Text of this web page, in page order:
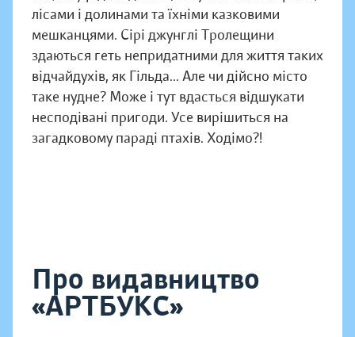
лісами і долинами та їхніми казковими
мешканцями. Сірі джунглі Тролещини
здаються геть непридатними для життя таких
відчайдухів, як Гільда... Але чи дійсно місто
таке нудне? Може і тут вдасться відшукати
несподівані пригоди. Усе вирішиться на
загадковому параді птахів. Ходімо?!
Про видавництво
«АРТБУКС»